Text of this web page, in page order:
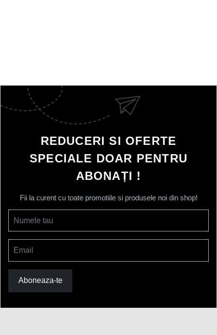
REDUCERI SI OFERTE
SPECIALE DOAR PENTRU
ABONAȚI !
Fii la curent cu toate promotiile si produsele noi din shop!
Numele tau
Email
Aboneaza-te